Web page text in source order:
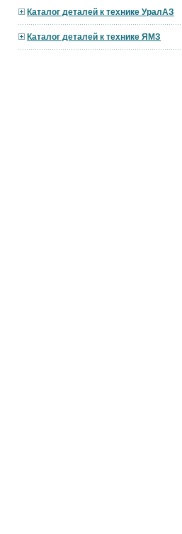
Каталог деталей к технике УралАЗ
Каталог деталей к технике ЯМЗ